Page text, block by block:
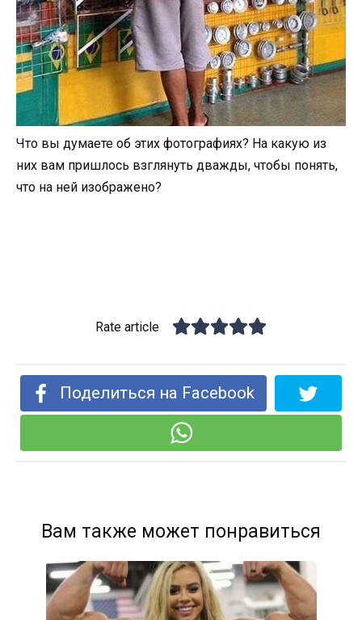
Что вы думаете об этих фотографиях? На какую из
них вам пришлось взглянуть дважды, чтобы понять,
что на ней изображено?
Rate article
Поделиться на Facebook
Вам также может понравиться